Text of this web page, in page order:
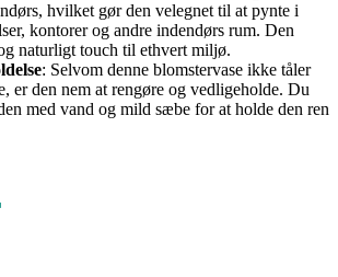
hvilket gør den velegnet til at pynte i
kontorer og andre indendørs rum. Den
naturligt touch til ethvert miljø.
: Selvom denne blomstervase ikke tåler
er den nem at rengøre og vedligeholde. Du
med vand og mild sæbe for at holde den ren